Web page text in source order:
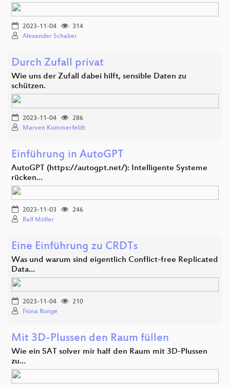
2023-11-04
314
Alexander Schaber
Durch Zufall privat
Wie uns der Zufall dabei hilft, sensible Daten zu
schützen.
2023-11-04
286
Marven Kummerfeldt
Einführung in AutoGPT
AutoGPT (https://autogpt.net/): Intelligente Systeme
rücken…
2023-11-03
246
Ralf Möller
Eine Einführung zu CRDTs
Was und warum sind eigentlich Conflict-free Replicated
Data…
2023-11-04
210
Fiona Runge
Mit 3D-Plussen den Raum füllen
Wie ein SAT solver mir half den Raum mit 3D-Plussen
zu…